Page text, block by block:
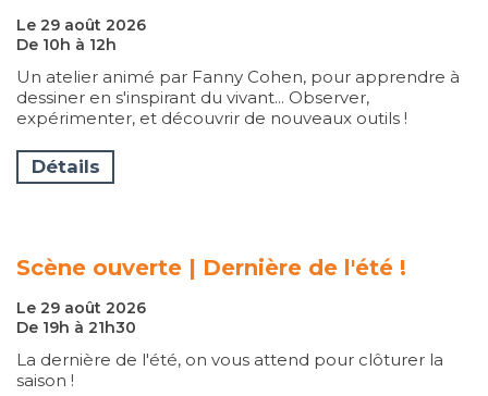
Le 29 août 2026
De 10h à 12h
Un atelier animé par Fanny Cohen, pour apprendre à
dessiner en s'inspirant du vivant... Observer,
expérimenter, et découvrir de nouveaux outils !
Détails
Scène ouverte | Dernière de l'été !
Le 29 août 2026
De 19h à 21h30
La dernière de l'été, on vous attend pour clôturer la
saison !